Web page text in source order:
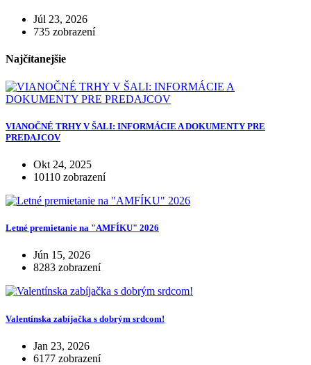
Júl 23, 2026
735 zobrazení
Najčítanejšie
VIANOČNÉ TRHY V ŠALI: INFORMÁCIE A DOKUMENTY PRE
PREDAJCOV
Okt 24, 2025
10110 zobrazení
Letné premietanie na "AMFÍKU" 2026
Jún 15, 2026
8283 zobrazení
Valentínska zabíjačka s dobrým srdcom!
Jan 23, 2026
6177 zobrazení